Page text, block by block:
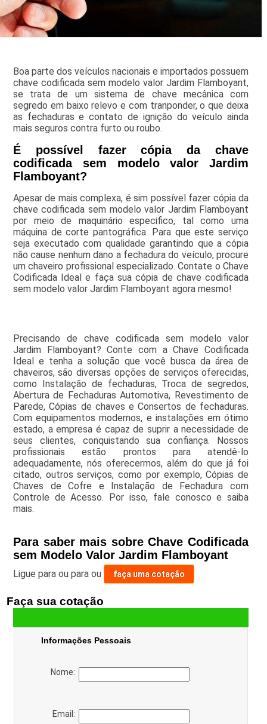
Boa parte dos veículos nacionais e importados possuem
chave codificada sem modelo valor Jardim Flamboyant,
se trata de um sistema de chave mecânica com
segredo em baixo relevo e com tranponder, o que deixa
as fechaduras e contato de ignição do veículo ainda
mais seguros contra furto ou roubo.
É possível fazer cópia da chave
codificada sem modelo valor Jardim
Flamboyant?
Apesar de mais complexa, é sim possível fazer cópia da
chave codificada sem modelo valor Jardim Flamboyant
por meio de maquinário especifico, tal como uma
máquina de corte pantográfica. Para que este serviço
seja executado com qualidade garantindo que a cópia
não cause nenhum dano a fechadura do veículo, procure
um chaveiro profissional especializado. Contate o Chave
Codificada Ideal e faça sua cópia de chave codificada
sem modelo valor Jardim Flamboyant agora mesmo!
Precisando de chave codificada sem modelo valor
Jardim Flamboyant? Conte com a Chave Codificada
Ideal e tenha a solução que você busca da área de
chaveiros, são diversas opções de serviços oferecidas,
como Instalação de fechaduras, Troca de segredos,
Abertura de Fechaduras Automotiva, Revestimento de
Parede, Cópias de chaves e Consertos de fechaduras.
Com equipamentos modernos, e instalações em ótimo
estado, a empresa é capaz de suprir a necessidade de
seus clientes, conquistando sua confiança. Nossos
profissionais estão prontos para atendê-lo
adequadamente, nós oferecermos, além do que já foi
citado, outros serviços, como por exemplo, Cópias de
Chaves de Cofre e Instalação de Fechadura com
Controle de Acesso. Por isso, fale conosco e saiba
mais.
Para saber mais sobre Chave Codificada
sem Modelo Valor Jardim Flamboyant
Ligue para ou para ou faça uma cotação
Faça sua cotação
Informações Pessoais
Nome:
Email: